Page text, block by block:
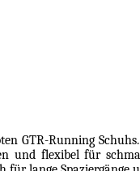
GTR-Running
und flexibel für